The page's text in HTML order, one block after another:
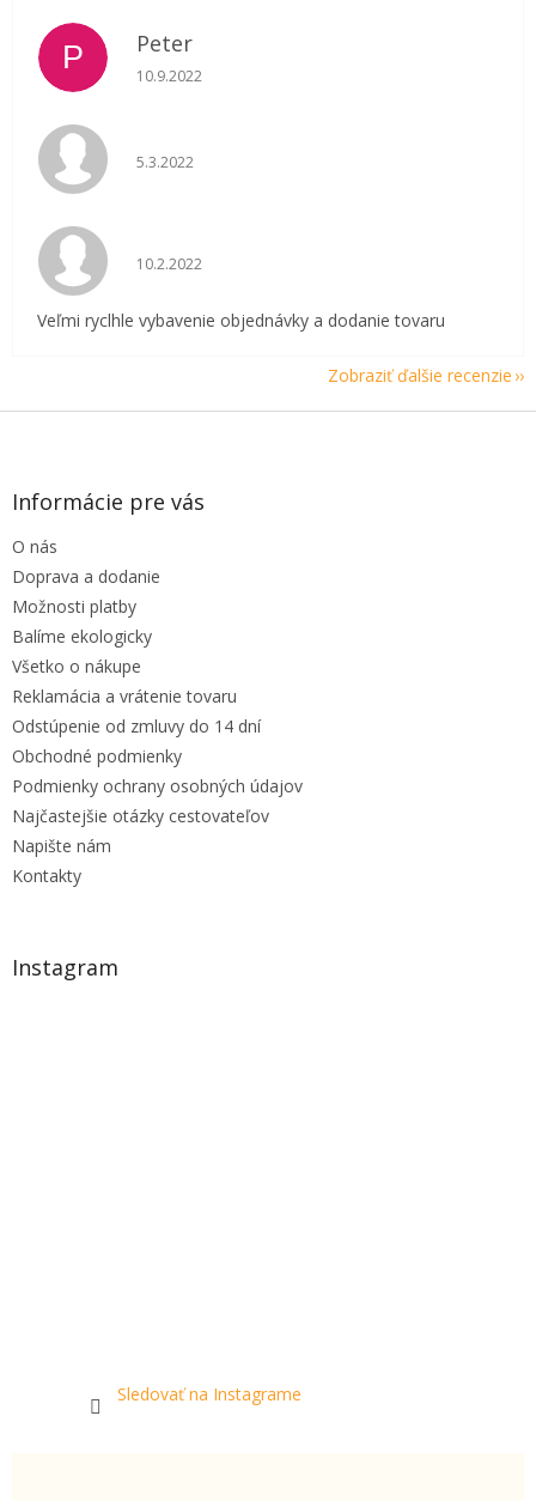
P Peter
Hodnotenie obchodu je 5 z 5 hviezdičiek.
10.9.2022
Hodnotenie obchodu je 5 z 5 hviezdičiek.
5.3.2022
Hodnotenie obchodu je 5 z 5 hviezdičiek.
10.2.2022
Veľmi ryclhle vybavenie objednávky a dodanie tovaru
Zobraziť ďalšie recenzie
Z
Informácie pre vás
O nás
Doprava a dodanie
Možnosti platby
Balíme ekologicky
Všetko o nákupe
Reklamácia a vrátenie tovaru
Odstúpenie od zmluvy do 14 dní
Obchodné podmienky
Podmienky ochrany osobných údajov
Najčastejšie otázky cestovateľov
Napište nám
Kontakty
Instagram
Sledovať na Instagrame